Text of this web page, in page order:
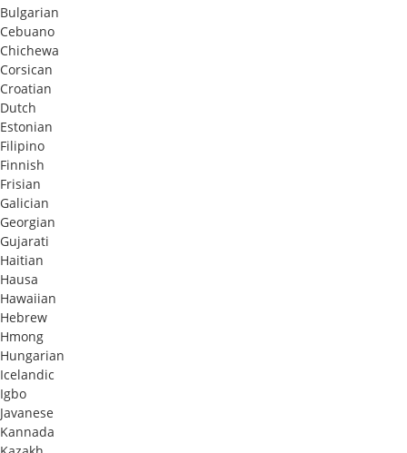
Bulgarian
Cebuano
Chichewa
Corsican
Croatian
Dutch
Estonian
Filipino
Finnish
Frisian
Galician
Georgian
Gujarati
Haitian
Hausa
Hawaiian
Hebrew
Hmong
Hungarian
Icelandic
Igbo
Javanese
Kannada